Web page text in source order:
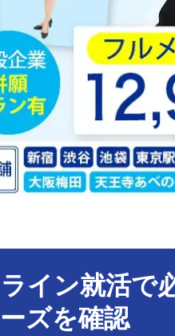
イン就活で
ズを確認